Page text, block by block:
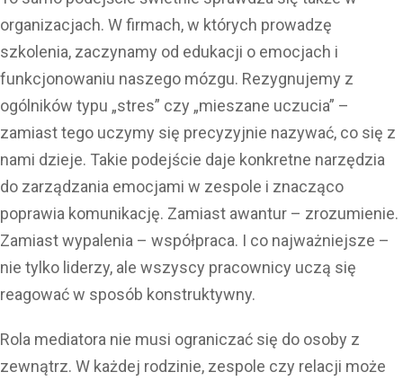
organizacjach. W firmach, w których prowadzę
szkolenia, zaczynamy od edukacji o emocjach i
funkcjonowaniu naszego mózgu. Rezygnujemy z
ogólników typu „stres” czy „mieszane uczucia” –
zamiast tego uczymy się precyzyjnie nazywać, co się z
nami dzieje. Takie podejście daje konkretne narzędzia
do zarządzania emocjami w zespole i znacząco
poprawia komunikację. Zamiast awantur – zrozumienie.
Zamiast wypalenia – współpraca. I co najważniejsze –
nie tylko liderzy, ale wszyscy pracownicy uczą się
reagować w sposób konstruktywny.
Rola mediatora nie musi ograniczać się do osoby z
zewnątrz. W każdej rodzinie, zespole czy relacji może